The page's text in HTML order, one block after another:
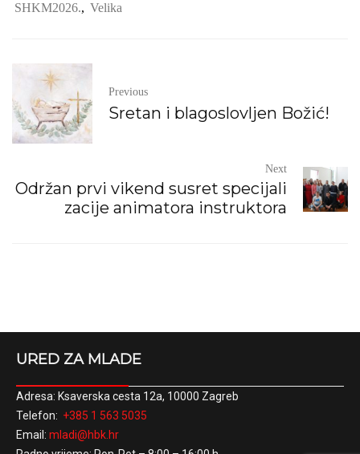
SHKM2026., Velika
Previous
Sretan i blagoslovljen Božić!
Next
Održan prvi vikend susret specijali
zacije animatora instruktora
URED ZA MLADE
Adresa: Ksaverska cesta 12a, 10000 Zagreb
Telefon: +385 1 563 5035
Email: mladi@hbk.hr